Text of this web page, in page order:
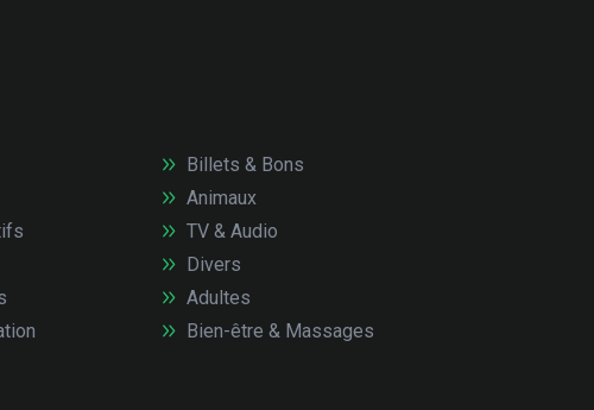
Billets & Bons
Animaux
TV & Audio
Divers
Adultes
Bien-être & Massages